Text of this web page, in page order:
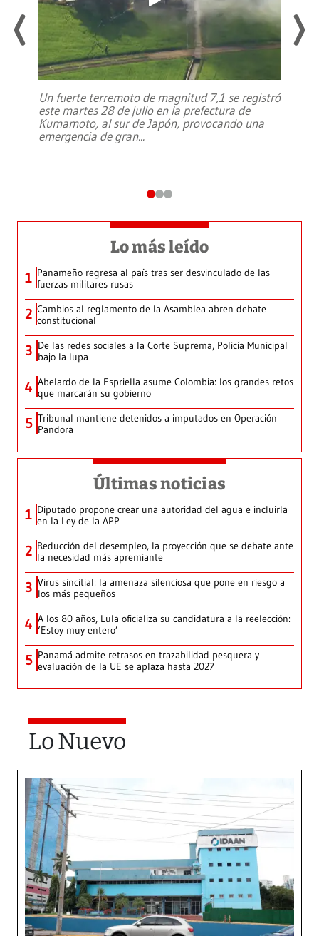
Un fuerte terremoto de magnitud 7,1 se registró
este martes 28 de julio en la prefectura de
Kumamoto, al sur de Japón, provocando una
emergencia de gran...
Lo más leído
1 Panameño regresa al país tras ser desvinculado de las
fuerzas militares rusas
2 Cambios al reglamento de la Asamblea abren debate
constitucional
3 De las redes sociales a la Corte Suprema, Policía Municipal
bajo la lupa
4 Abelardo de la Espriella asume Colombia: los grandes retos
que marcarán su gobierno
5 Tribunal mantiene detenidos a imputados en Operación
Pandora
Últimas noticias
1 Diputado propone crear una autoridad del agua e incluirla
en la Ley de la APP
2 Reducción del desempleo, la proyección que se debate ante
la necesidad más apremiante
3 Virus sincitial: la amenaza silenciosa que pone en riesgo a
los más pequeños
4 A los 80 años, Lula oficializa su candidatura a la reelección:
‘Estoy muy entero’
5 Panamá admite retrasos en trazabilidad pesquera y
evaluación de la UE se aplaza hasta 2027
Lo Nuevo